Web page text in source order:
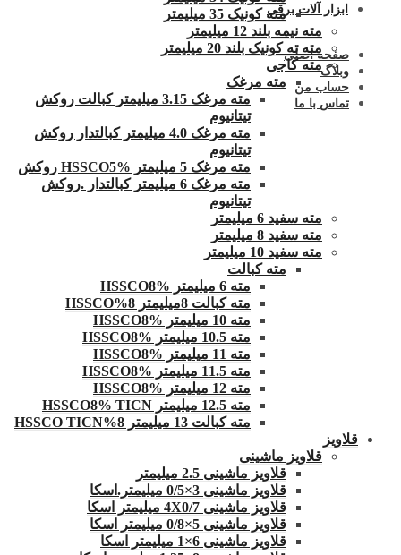
ابزار آلات برقی
صفحه اصلی
وبلاگ
حساب من
تماس با ما
مته کونیک 35 میلیمتر
مته نیمه بلند 12 میلیمتر
مته ته کونیک بلند 20 میلیمتر
مته کاجی
مته مرغک
مته مرغک 3.15 میلیمتر کبالت روکش
تیتانیوم
مته مرغک 4.0 میلیمتر کبالتدار روکش
تیتانیوم
مته مرغک 5 میلیمتر HSSCO5% روکش
مته مرغک 6 میلیمتر کبالتدار .روکش
تیتانیوم
مته سفید 6 میلیمتر
مته سفید 8 میلیمتر
مته سفید 10 میلیمتر
مته کبالت
مته 6 میلیمتر HSSCO8%
مته کبالت 8میلیمتر 8%HSSCO
مته 10 میلیمتر HSSCO8%
مته 10.5 میلیمتر HSSCO8%
مته 11 میلیمتر HSSCO8%
مته 11.5 میلیمتر HSSCO8%
مته 12 میلیمتر HSSCO8%
مته 12.5 میلیمتر HSSCO8% TICN
مته کبالت 13 میلیمتر 8%HSSCO TICN
قلاویز
قلاویز ماشینی
قلاویز ماشینی 2.5 میلیمتر
قلاویز ماشینی 3×0/5 میلیمتر.اسکا
قلاویز ماشینی 4X0/7 میلیمتر اسکا
قلاویز ماشینی 5×0/8 میلیمتر اسکا
قلاویز ماشینی 6×1 میلیمتر اسکا